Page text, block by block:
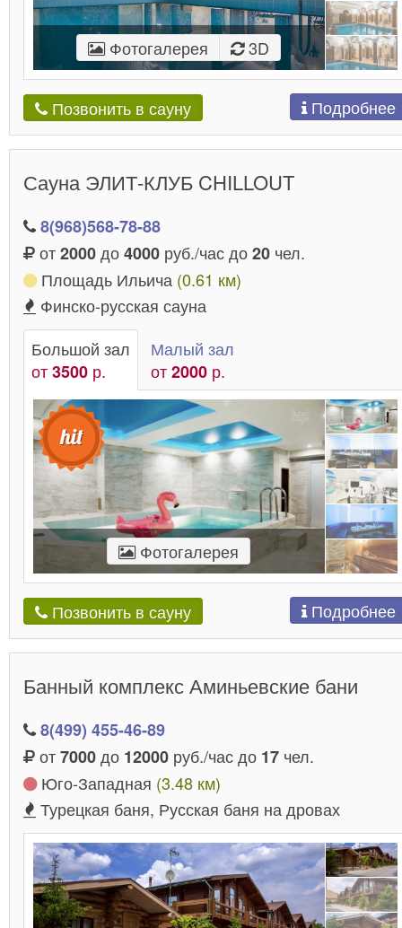
Фотогалерея 3D
Позвонить в сауну Подробнее
Сауна ЭЛИТ-КЛУБ CHILLOUT
8(968)568-78-88
от2000до4000 руб./час до20 чел.
Площадь Ильича (0.61 км)
Финско-русская сауна
Большой зал
от3500 р.
Малый зал
от2000 р.
Фотогалерея
Позвонить в сауну Подробнее
Банный комплекс Аминьевские бани
8(499) 455-46-89
от7000до 12000 руб./час до 17 чел.
Юго-Западная (3.48 км)
Турецкая баня, Русская баня на дровах